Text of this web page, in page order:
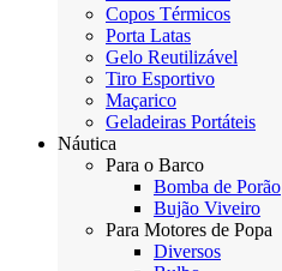
Copos Térmicos
Porta Latas
Gelo Reutilizável
Tiro Esportivo
Maçarico
Geladeiras Portáteis
Náutica
Para o Barco
Bomba de Porão
Bujão Viveiro
Para Motores de Popa
Diversos